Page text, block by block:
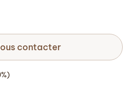
contacter